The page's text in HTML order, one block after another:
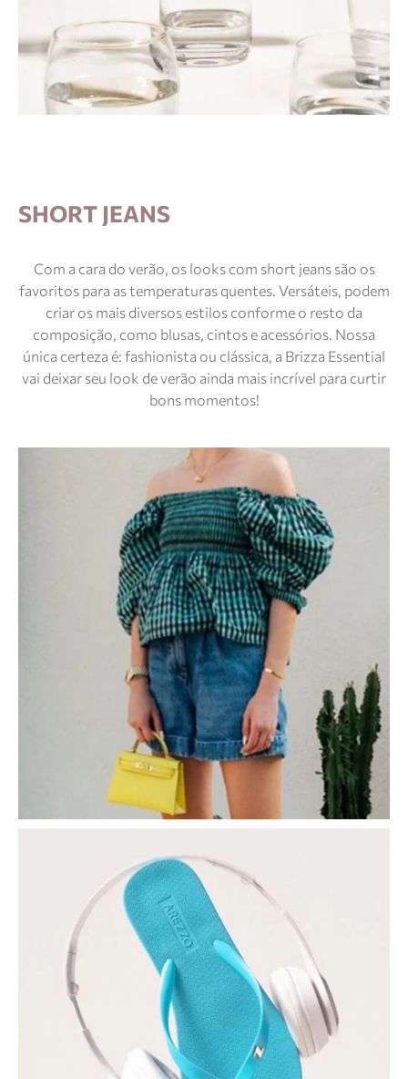
SHORT JEANS
Com a cara do verão, os looks com short jeans são os
favoritos para as temperaturas quentes. Versáteis, podem
criar os mais diversos estilos conforme o resto da
composição, como blusas, cintos e acessórios. Nossa
única certeza é: fashionista ou clássica, a Brizza Essential
vai deixar seu look de verão ainda mais incrível para curtir
bons momentos!